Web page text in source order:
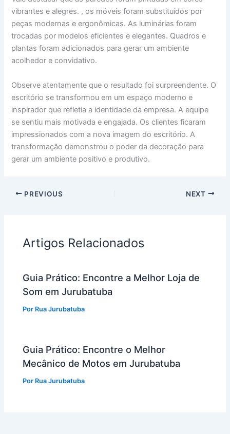
vibrantes e alegres. , os móveis foram substituídos por
peças modernas e ergonômicas. As luminárias foram
trocadas por modelos eficientes e elegantes. Quadros e
plantas foram adicionados para gerar um ambiente
acolhedor e convidativo.
Observe atentamente que o resultado foi surpreendente. O
escritório se transformou em um espaço moderno e
inspirador que refletia a identidade da empresa. A equipe
se sentiu mais motivada e engajada. Os clientes ficaram
impressionados com a nova imagem do escritório. A
transformação demonstrou o poder da decoração para
gerar um ambiente positivo e produtivo.
PREVIOUS NEXT
Artigos Relacionados
Guia Prático: Encontre a Melhor Loja de
Som em Jurubatuba
Por Rua Jurubatuba
Guia Prático: Encontre o Melhor
Mecânico de Motos em Jurubatuba
Por Rua Jurubatuba